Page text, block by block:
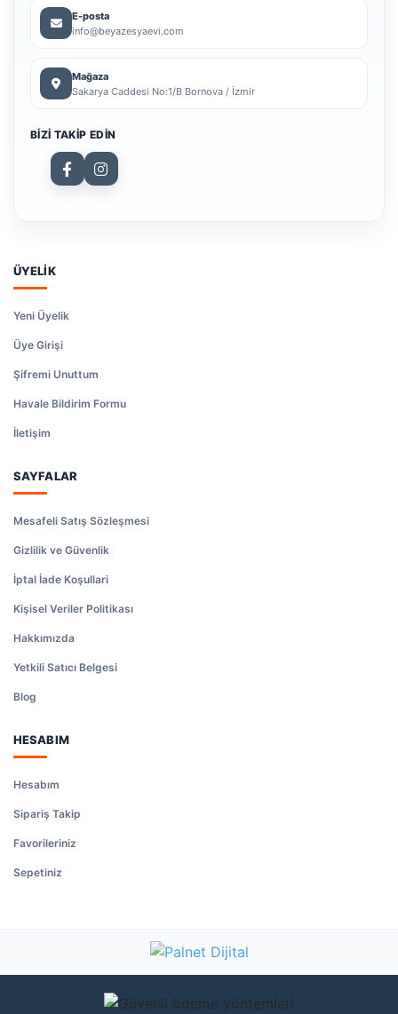
E-posta
info@beyazesyaevi.com
Mağaza
Sakarya Caddesi No:1/B Bornova / İzmir
BIZI TAKIP EDIN
ÜYELİK
Yeni Üyelik
Üye Girişi
Şifremi Unuttum
Havale Bildirim Formu
İletişim
SAYFALAR
Mesafeli Satış Sözleşmesi
Gizlilik ve Güvenlik
İptal İade Koşullari
Kişisel Veriler Politikası
Hakkımızda
Yetkili Satıcı Belgesi
Blog
HESABIM
Hesabım
Sipariş Takip
Favorileriniz
Sepetiniz